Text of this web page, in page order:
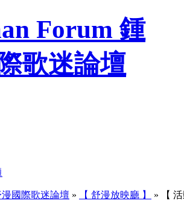
漫國際歌迷論壇 » 【 舒漫放映廳 】 » 【